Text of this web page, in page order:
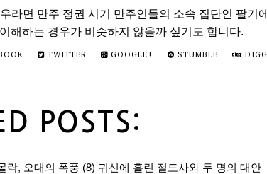
라면 만주 정권 시기 만주인들의 소속 집단인 팔기
해하는 경우가 비슷하지 않을까 싶기도 합니다.
TWITTER GOOGLE+ STUMBLE DIGG
POSTS:
락, 오대의 폭풍 (8) 귀신에 홀린 절도사와 두 명의 대안